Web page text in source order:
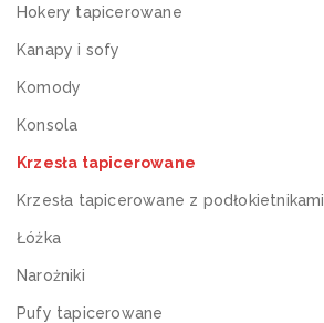
Hokery tapicerowane
Kanapy i sofy
Komody
Konsola
Krzesła tapicerowane
Krzesła tapicerowane z podłokietnikami
Łóżka
Narożniki
Pufy tapicerowane